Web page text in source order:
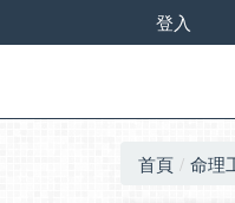
登入
首頁 命理